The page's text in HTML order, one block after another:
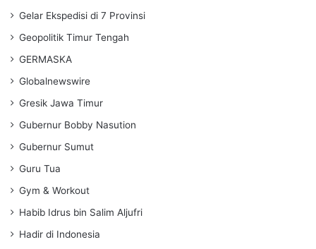
Gelar Ekspedisi di 7 Provinsi
Geopolitik Timur Tengah
GERMASKA
Globalnewswire
Gresik Jawa Timur
Gubernur Bobby Nasution
Gubernur Sumut
Guru Tua
Gym & Workout
Habib Idrus bin Salim Aljufri
Hadir di Indonesia